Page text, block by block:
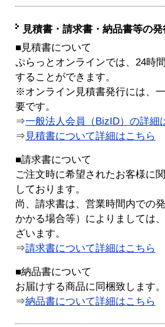
見積書・請求書・納品書等の
■見積書について
ぷらっとオンラインでは、24時
することができます。
※オンライン見積書発行には、
要です。
⇒一般法人会員（BizID）の詳細
⇒ 見積書について詳細はこちら
■請求書について
ご注文時に希望されたお客様に
しております。
尚、請求書は、営業時間内での
かかる場合等）によりましては
ざいます。
⇒請求書について詳細はこちら
■納品書について
お届けする商品に同梱致します。
⇒納品書について詳細はこちら